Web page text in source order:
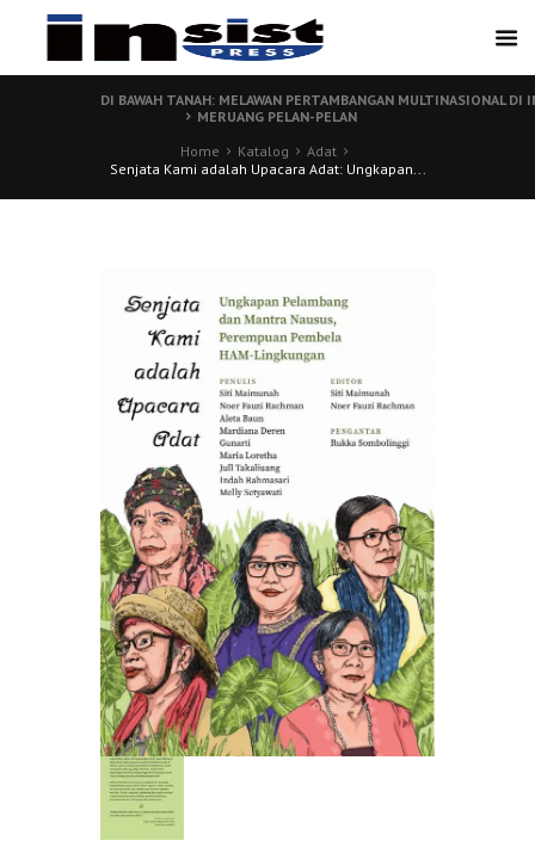
DI BAWAH TANAH: MELAWAN PERTAMBANGAN MULTINASIONAL DI
MERUANG PELAN-PELAN
Home
Katalog
Adat
Senjata Kami adalah Upacara Adat: Ungkapan...